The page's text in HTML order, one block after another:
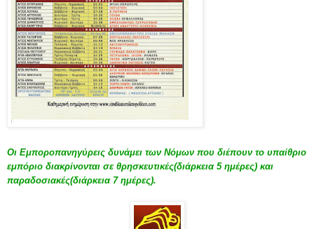
Οι Εμποροπανηγύρεις δυνάμει των Νόμων που διέπουν το υπαίθριο
εμπόριο διακρίνονται σε θρησκευτικές(διάρκεια 5 ημέρες) και
παραδοσιακές(διάρκεια 7 ημέρες).